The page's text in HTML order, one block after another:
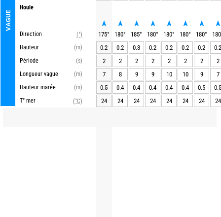
VAGUE
Houle
Direction
(°)
Hauteur
(m)
Période
(s)
Longueur vague
(m)
Hauteur marée
(m)
T° mer
(°C)
175° 180° 185° 180° 180° 180° 180°
180
0.2
0.2 0.3 0.2 0.2 0.2 0.2
0.2
2
2 2 2 2 2 2
2
7
8 9 9 10 10 9
7
0.5
0.4 0.4 0.4 0.4 0.4 0.5
0.5
24
24 24 24 24 24 24 24